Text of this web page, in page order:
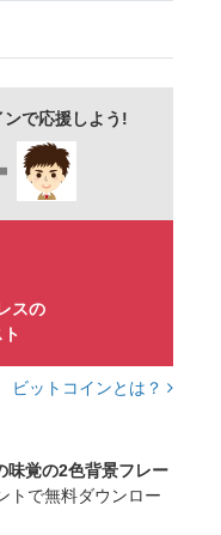
広告
フル
出し
で応援しよう!
スの
ビットコインとは？
味覚の2色背景フレー
トで無料ダウンロー